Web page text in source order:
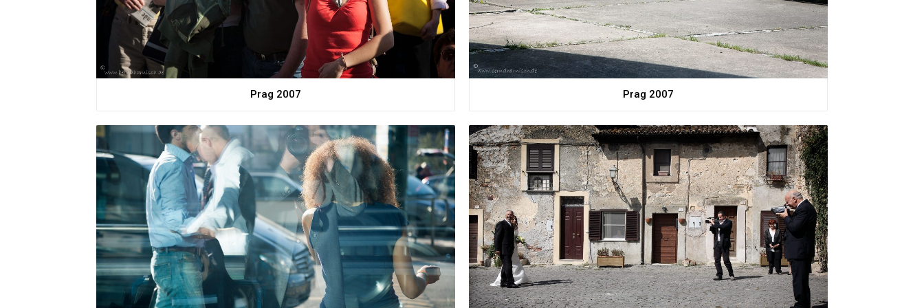
Prag 2007 Prag 2007